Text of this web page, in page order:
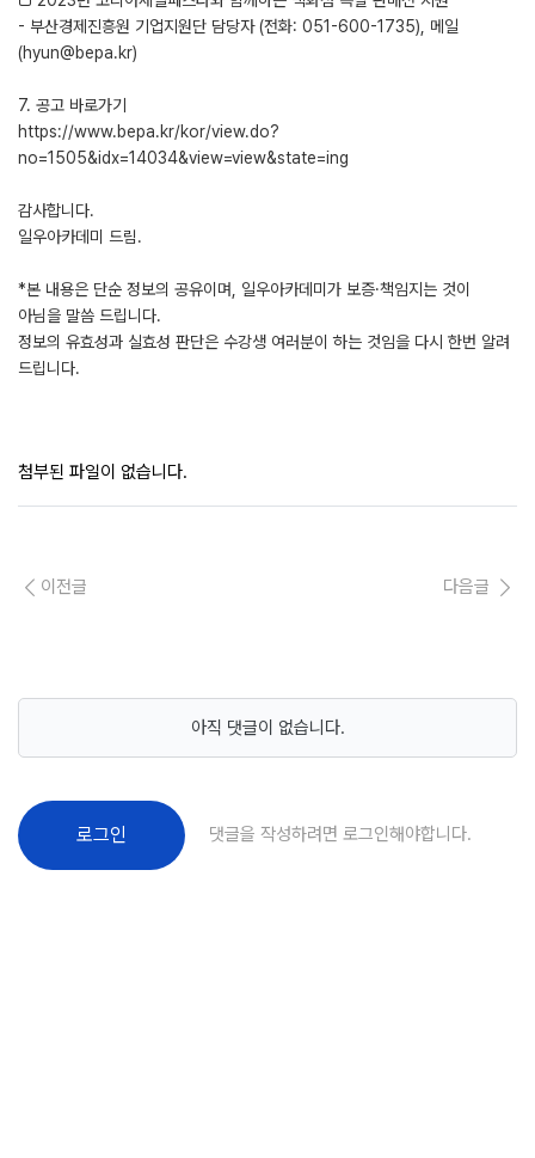
- 부산경제진흥원 기업지원단 담당자 (전화: 051-600-1735), 메일
(hyun@bepa.kr)
7. 공고 바로가기
https://www.bepa.kr/kor/view.do?
no=1505&idx=14034&view=view&state=ing
감사합니다.
일우아카데미 드림.
*본 내용은 단순 정보의 공유이며, 일우아카데미가 보증·책임지는 것이
아님을 말씀 드립니다.
정보의 유효성과 실효성 판단은 수강생 여러분이 하는 것임을 다시 한번 알려
드립니다.
첨부된 파일이 없습니다.
이전글 다음글
아직 댓글이 없습니다.
로그인 댓글을 작성하려면 로그인해야합니다.